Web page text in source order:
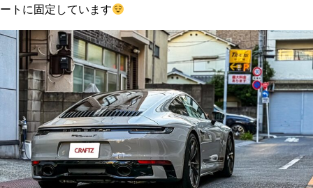
ートに固定しています